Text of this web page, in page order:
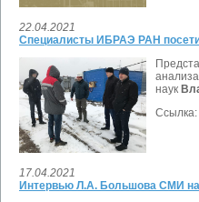
22.04.2021
Специалисты ИБРАЭ РАН
наук
Ссылка:
17.04.2021
Интервью Л.А. Большова СМИ